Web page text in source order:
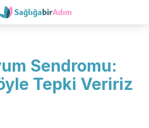
Sendromu:
Tepki Veririz